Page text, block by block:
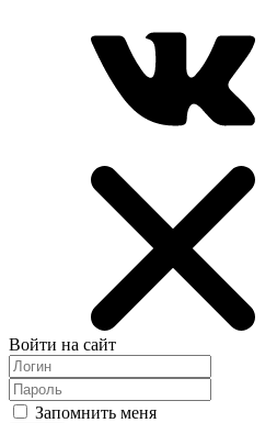
Войти на сайт
Запомнить меня